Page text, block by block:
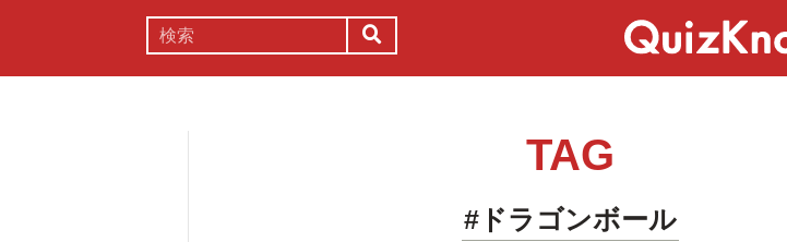
TAG
#ドラゴンボール